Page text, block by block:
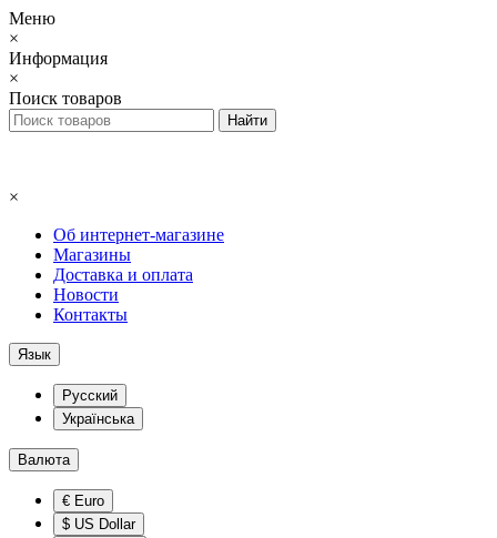
Меню
×
Информация
×
Поиск товаров
×
Об интернет-магазине
Магазины
Доставка и оплата
Новости
Контакты
Язык
Русский
Українська
Валюта
€ Euro
$ US Dollar